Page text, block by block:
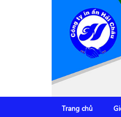
Trang chủ